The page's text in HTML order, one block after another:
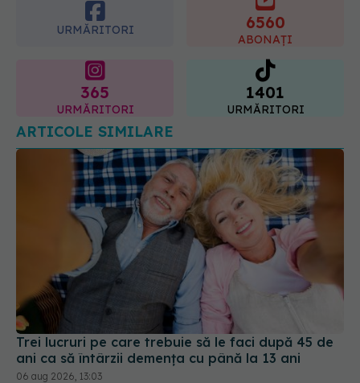
365 1401
ARTICOLE SIMILARE
Trei lucruri pe care trebuie să le faci după 45 de
ani ca să întârzii demența cu până la 13 ani
06 aug 2026, 13:03